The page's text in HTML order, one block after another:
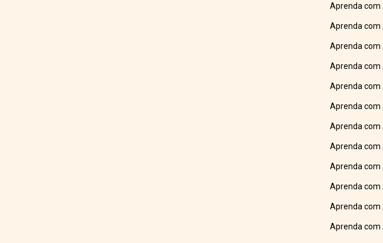
Aprenda com
Aprenda com
Aprenda com
Aprenda com
Aprenda com
Aprenda com
Aprenda com
Aprenda com
Aprenda com
Aprenda com
Aprenda com
Aprenda com